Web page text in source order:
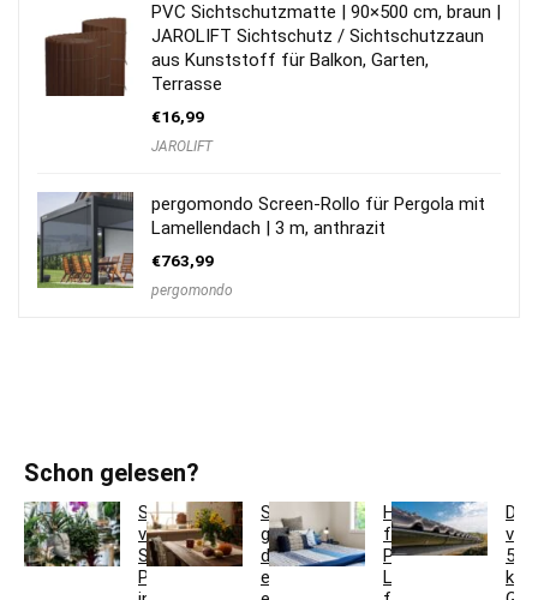
PVC Sichtschutzmatte | 90×500 cm, braun |
JAROLIFT Sichtschutz / Sichtschutzzaun
aus Kunststoff für Balkon, Garten,
Terrasse
€16,99
JAROLIFT
pergomondo Screen-Rollo für Pergola mit
Lamellendach | 3 m, anthrazit
€763,99
pergomondo
Schon gelesen?
So
verwandeln
Sie
Pflanzgefäße
So
gestaltest
du
ein
Hotelbettwäsche
für
Privatkunden:
Luxus
5